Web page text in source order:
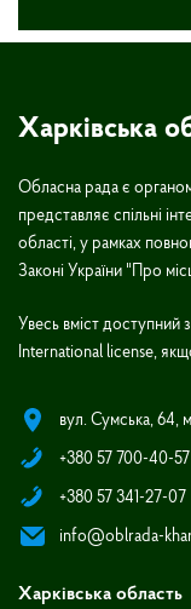
Харківська
Обласна рада є
представляє спільні
області, у рамках
Законі України "Про
Увесь вміст
International license,
вул. Сумська, 64,
+380 57 700-40-57
+380 57 341-27-07
info@oblrada-
Харківська область